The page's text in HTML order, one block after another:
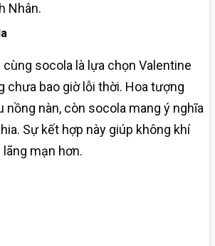
Nhân.
socola là lựa chọn Valentine
chưa bao giờ lỗi thời. Hoa tượng
nồng nàn, còn socola mang ý nghĩa
Sự kết hợp này giúp không khí
mạn hơn.